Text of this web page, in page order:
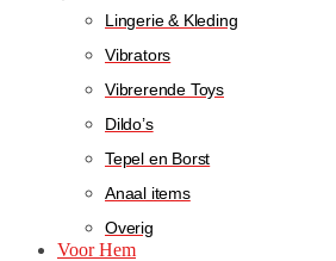
Lingerie & Kleding
Vibrators
Vibrerende Toys
Dildo’s
Tepel en Borst
Anaal items
Overig
Voor Hem